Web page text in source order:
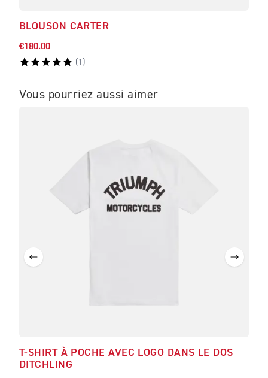
BLOUSON CARTER
€180.00
( 1 )
Vous pourriez aussi aimer
T-SHIRT À POCHE AVEC LOGO DANS LE DOS
DITCHLING